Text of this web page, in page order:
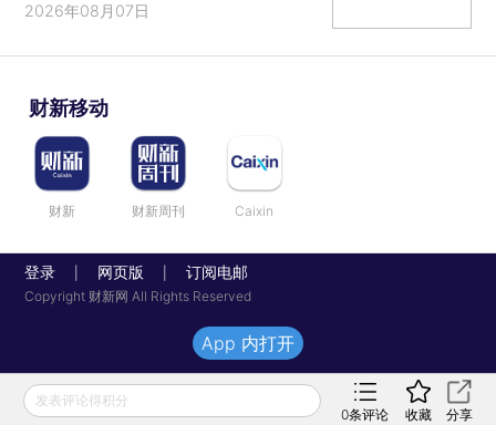
2026年08月07日
财新移动
财新 财新周刊 Caixin
登录 网页版 订阅电邮
Copyright 财新网 All Rights Reserved
发表评论得积分
0条评论 收藏 分享
App 内打开